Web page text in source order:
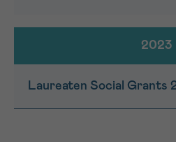
Laureaten Social Grants
2023